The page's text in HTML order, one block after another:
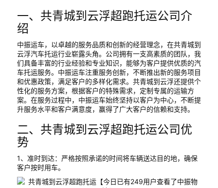
一、共青城到云浮超跑托运公司介
绍
中振运车，以卓越的服务品质和创新的经营理念，在共青城到
云浮汽车托运行业崭露头角。公司拥有一支高素质的团队，我
们具备丰富的行业经验和专业知识，能够为客户提供优质的汽
车托运服务。中振运车注重服务创新，不断推出新的服务项目
和优惠政策，满足客户的多样化需求。共青城到云浮还提供个
性化的服务方案，根据客户的特殊需求，定制专属的运输方
案。在服务过程中，中振运车始终坚持以客户为中心，不断提
升服务水平和客户满意度，赢得了广大客户的信赖和支持。
二、共青城到云浮超跑托运公司优
势
1、准时到达：严格按照承诺的时间将车辆送达目的地，确保
客户按时用车。